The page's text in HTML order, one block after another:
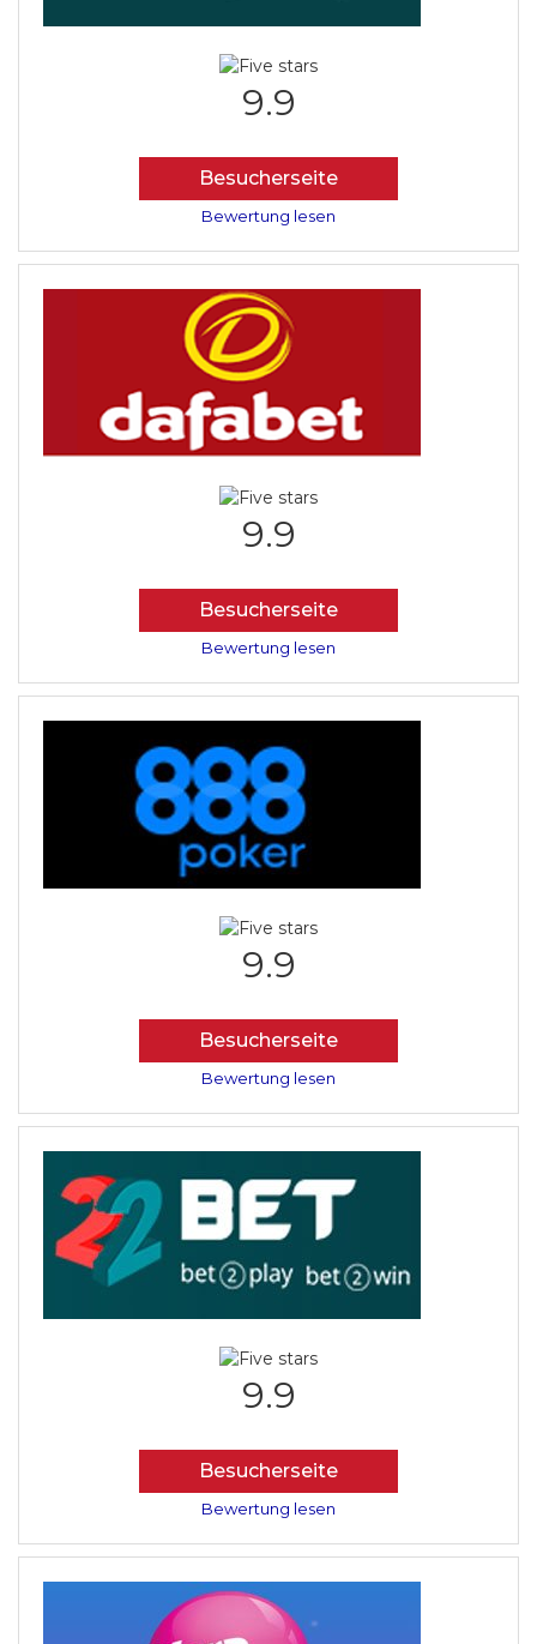
9.9
Besucherseite
Bewertung lesen
9.9
Besucherseite
Bewertung lesen
9.9
Besucherseite
Bewertung lesen
9.9
Besucherseite
Bewertung lesen